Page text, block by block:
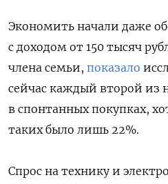
Экономить начали даже
с доходом от 150 тысяч
члена семьи, показало
сейчас каждый второй из
в спонтанных покупках,
таких было лишь 22%.
Спрос на технику и